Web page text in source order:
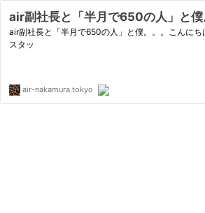
air副社長と「半月で650の人」と僕
air副社長と「半月で650の人」と僕。。。こんに
スタッ
air-nakamura.tokyo